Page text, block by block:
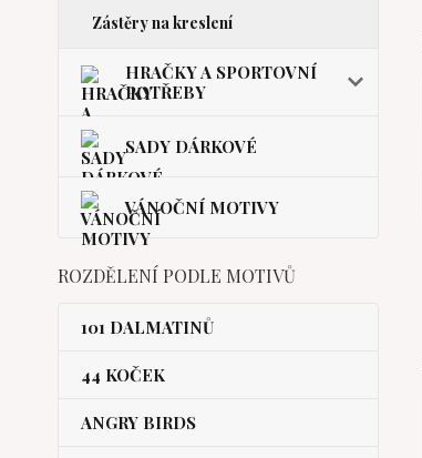
Zástěry na kreslení
HRAČKY A SPORTOVNÍ
POTŘEBY
SADY DÁRKOVÉ
VÁNOČNÍ MOTIVY
ROZDĚLENÍ PODLE MOTIVŮ
101 DALMATINŮ
44 KOČEK
ANGRY BIRDS